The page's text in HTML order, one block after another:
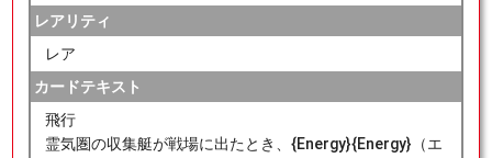
レアリティ
レア
カードテキスト
飛行
霊気圏の収集艇が戦場に出たとき、{Energy}{Energy}（エ